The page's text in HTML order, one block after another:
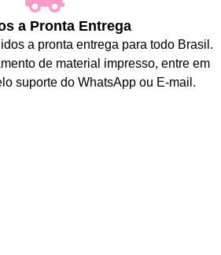
a Pronta Entrega
a pronta entrega para todo Brasil.
de material impresso, entre em
suporte do WhatsApp ou E-mail.